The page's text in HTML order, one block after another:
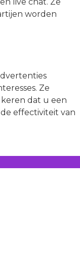
live chat. Ze
worden
Ze
dat u een
effectiviteit van